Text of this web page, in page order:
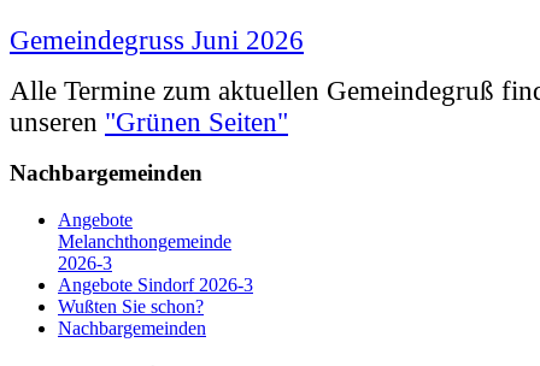
Gemeindegruss Juni 2026
Alle Termine zum aktuellen Gemeindegruß
unseren "Grünen Seiten"
Nachbargemeinden
Angebote
Melanchthongemeinde
2026-3
Angebote Sindorf 2026-3
Wußten Sie schon?
Nachbargemeinden